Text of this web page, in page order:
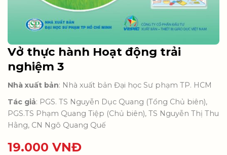
Vở thực hành Hoạt động trải
nghiệm 3
Nhà xuất bản: Nhà xuất bản Đại học Sư phạm TP. HCM
Tác giả: PGS. TS Nguyễn Dục Quang (Tổng Chủ biên),
PGS.TS Phạm Quang Tiệp (Chủ biên), TS Nguyễn Thị Thu
Hằng, CN Ngô Quang Quế
19.000 VNĐ